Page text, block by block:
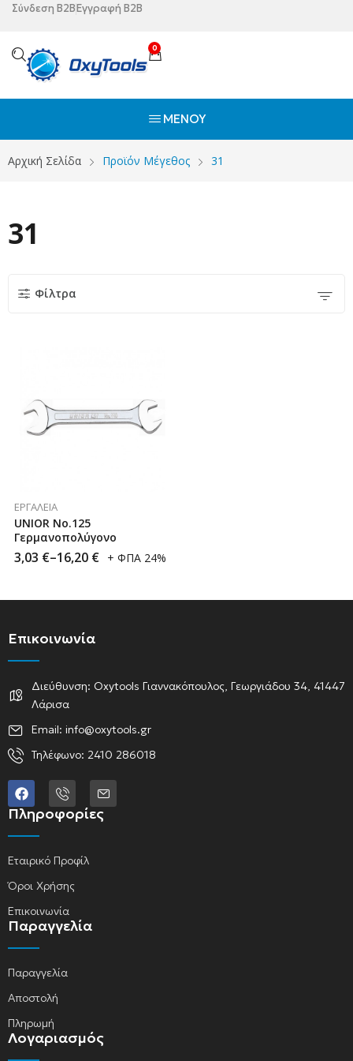
Σύνδεση B2BΕγγραφή B2B
0
ΜΕΝΟΎ
Αρχική Σελίδα Προϊόν Μέγεθος 31
31
Φίλτρα
ΕΡΓΑΛΕΊΑ
UNIOR No.125
Γερμανοπολύγονο
3,03 €–16,20 € + ΦΠΑ 24%
Επικοινωνία
Διεύθυνση: Oxytools Γιαννακόπουλος, Γεωργιάδου 34, 41447
Λάρισα
Email: info@oxytools.gr
Τηλέφωνο: 2410 286018
Πληροφορίες
Εταιρικό Προφίλ
Όροι Χρήσης
Επικοινωνία
Παραγγελία
Παραγγελία
Αποστολή
Πληρωμή
Λογαριασμός